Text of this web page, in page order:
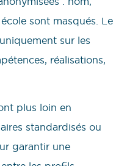
sont masqués. Le
sur les
réalisations,
plus loin en
standardisés ou
garantir une